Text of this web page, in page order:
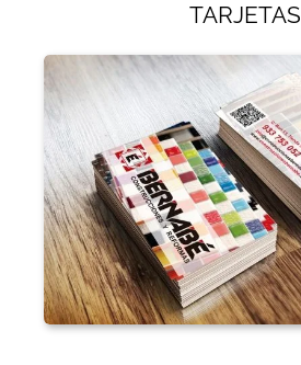
TARJETAS